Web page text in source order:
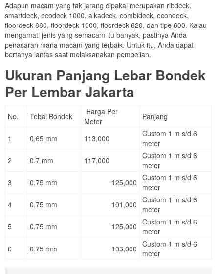
Adapun macam yang tak jarang dipakai merupakan ribdeck,
smartdeck, ecodeck 1000, alkadeck, combideck, econdeck,
floordeck 880, floordeck 1000, floordeck 620, dan tipe 600. Kalau
mengamati jenis yang semacam itu banyak, pastinya Anda
penasaran mana macam yang terbaik. Untuk itu, Anda dapat
bertanya lantas saat melaksanakan pembelian.
Ukuran Panjang Lebar Bondek
Per Lembar Jakarta
No. Tebal Bondek
Harga Per
Meter
Panjang
1 0,65 mm 113,000
Custom 1 m s/d 6
meter
2
0.7 mm 117,000
Custom 1 m s/d 6
meter
3
0.75 mm 125,000 Custom 1 m s/d 6
meter
4
0,75 mm 101,000 Custom 1 m s/d 6
meter
5
0,75 mm 125,000 Custom 1 m s/d 6
meter
6
0,75 mm 103,000 Custom 1 m s/d 6
meter